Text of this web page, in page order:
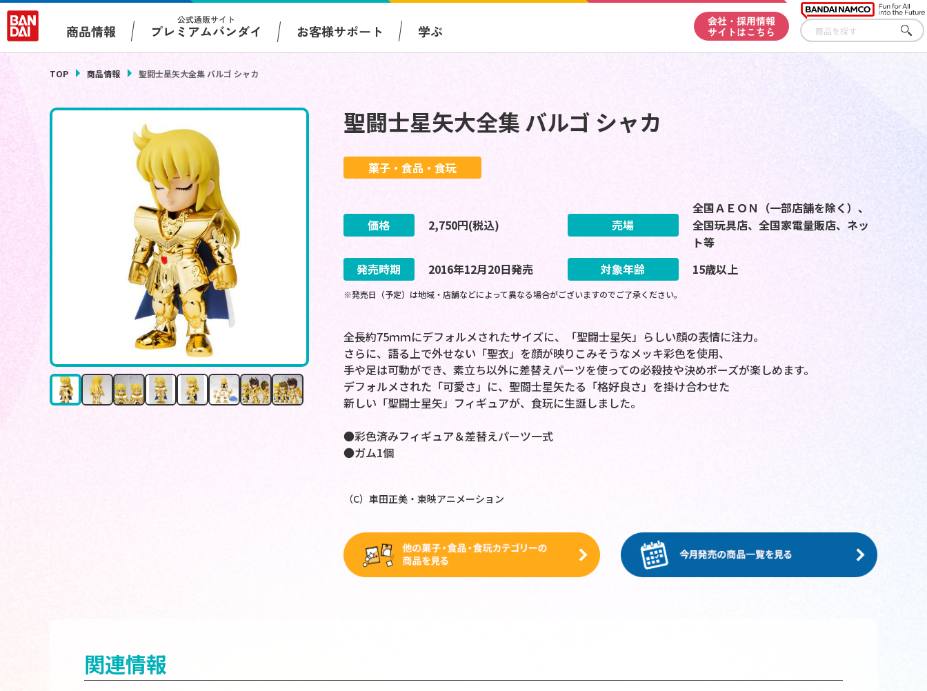
商品情報
公式通販サイト
プレミアムバンダイ お客様サポート 学ぶ
会社・採用情報
サイトはこちら
さが
す
TOP 商品情報 聖闘士星矢大全集 バルゴ シャカ
聖闘士星矢大全集 バルゴ シャカ
菓子・食品・食玩
価格 2,750円(税込) 売場
全国ＡＥＯＮ（一部店舗を除く）、
全国玩具店、全国家電量販店、ネッ
ト等
発売時期
2016年12月20日発売 対象年齢 15歳以上
※発売日（予定）は地域・店舗などによって異なる場合がございますのでご了承ください。
全長約75ｍｍにデフォルメされたサイズに、「聖闘士星矢」らしい顔の表情に注力。
さらに、語る上で外せない「聖衣」を顔が映りこみそうなメッキ彩色を使用、
手や足は可動ができ、素立ち以外に差替えパーツを使っての必殺技や決めポーズが楽しめます。
デフォルメされた「可愛さ」に、聖闘士星矢たる「格好良さ」を掛け合わせた
新しい「聖闘士星矢」フィギュアが、食玩に生誕しました。
●彩色済みフィギュア＆差替えパーツ一式
●ガム1個
（C）車田正美・東映アニメーション
関連情報